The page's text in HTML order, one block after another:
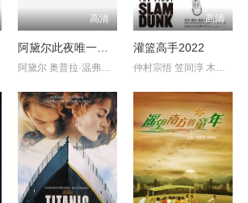
高清
阿黛尔此夜唯一演唱会
阿黛尔 奥普拉·温弗瑞 梅丽莎·麦卡西
高清
灌篮高手2022
仲村宗悟 笠间淳 木村昴 神尾晋一郎 三宅健太 岩崎谅太 坂本真绫